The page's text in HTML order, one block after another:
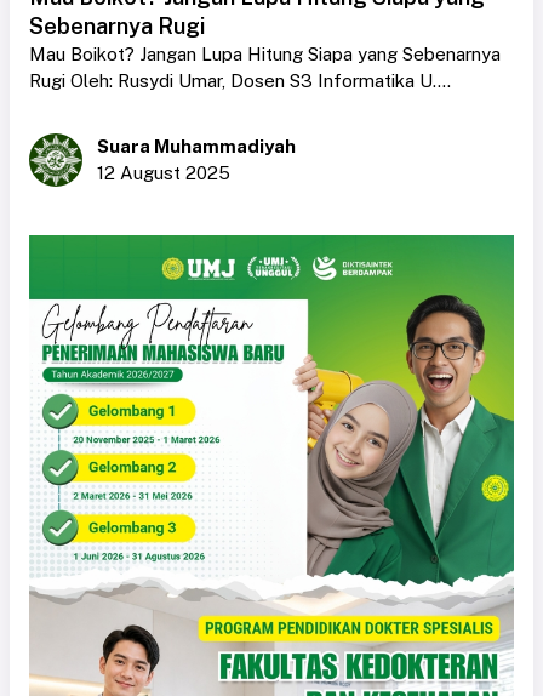
Sebenarnya Rugi
Mau Boikot? Jangan Lupa Hitung Siapa yang Sebenarnya
Rugi Oleh: Rusydi Umar, Dosen S3 Informatika U....
Suara Muhammadiyah
12 August 2025